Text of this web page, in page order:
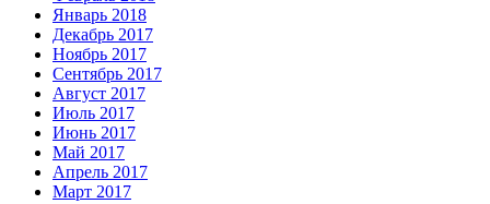
Январь 2018
Декабрь 2017
Ноябрь 2017
Сентябрь 2017
Август 2017
Июль 2017
Июнь 2017
Май 2017
Апрель 2017
Март 2017